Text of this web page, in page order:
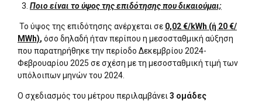
Ποιο είναι το ύψος της επιδότησης που δικαιούμαι;
Το ύψος της επιδότησης ανέρχεται σε 0,02 €/kWh (ή 20€/
ΜWh), όσο δηλαδή ήταν περίπου η μεσοσταθμική αύξηση
που παρατηρήθηκε την περίοδο Δεκεμβρίου 2024-
Φεβρουαρίου 2025 σε σχέση με τη μεσοσταθμική τιμή των
υπόλοιπων μηνών του 2024.
Ο σχεδιασμός του μέτρου περιλαμβάνει 3 ομάδες